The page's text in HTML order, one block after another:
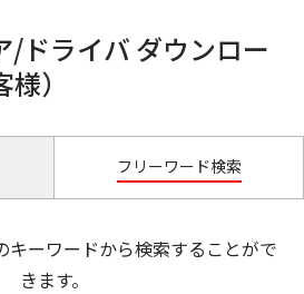
/ドライバ ダウンロー
）
フリーワード検索
キーワードから検索することがで
きます。